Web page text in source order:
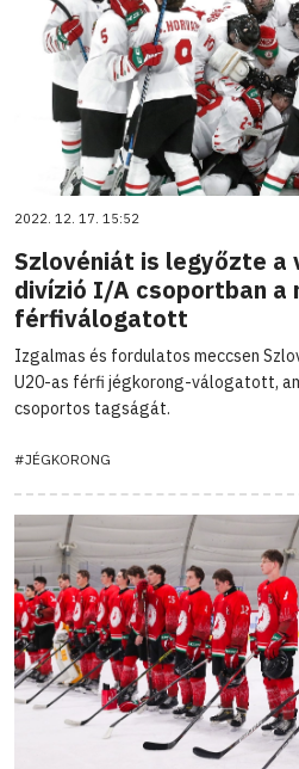
2022. 12. 17. 15:52
Szlovéniát is legyőzte a
divízió I/A csoportban a
férfiválogatott
Izgalmas és fordulatos meccsen
U20-as férfi jégkorong-válogatott,
csoportos tagságát.
#JÉGKORONG